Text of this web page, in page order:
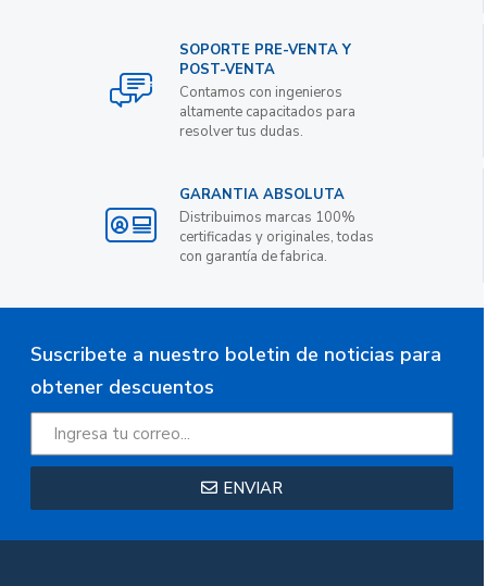
SOPORTE PRE-VENTA Y
POST-VENTA
Contamos con ingenieros
altamente capacitados para
resolver tus dudas.
GARANTIA ABSOLUTA
Distribuimos marcas 100%
certificadas y originales, todas
con garantía de fabrica.
Suscribete a nuestro boletin de noticias para
obtener descuentos
ENVIAR